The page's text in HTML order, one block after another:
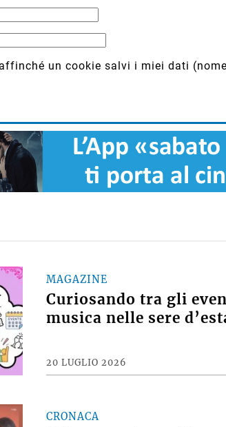
un cookie salvi i miei dati
MAGAZINE
Curiosando tra gli
musica nelle sere
20 LUGLIO 2026
CRONACA